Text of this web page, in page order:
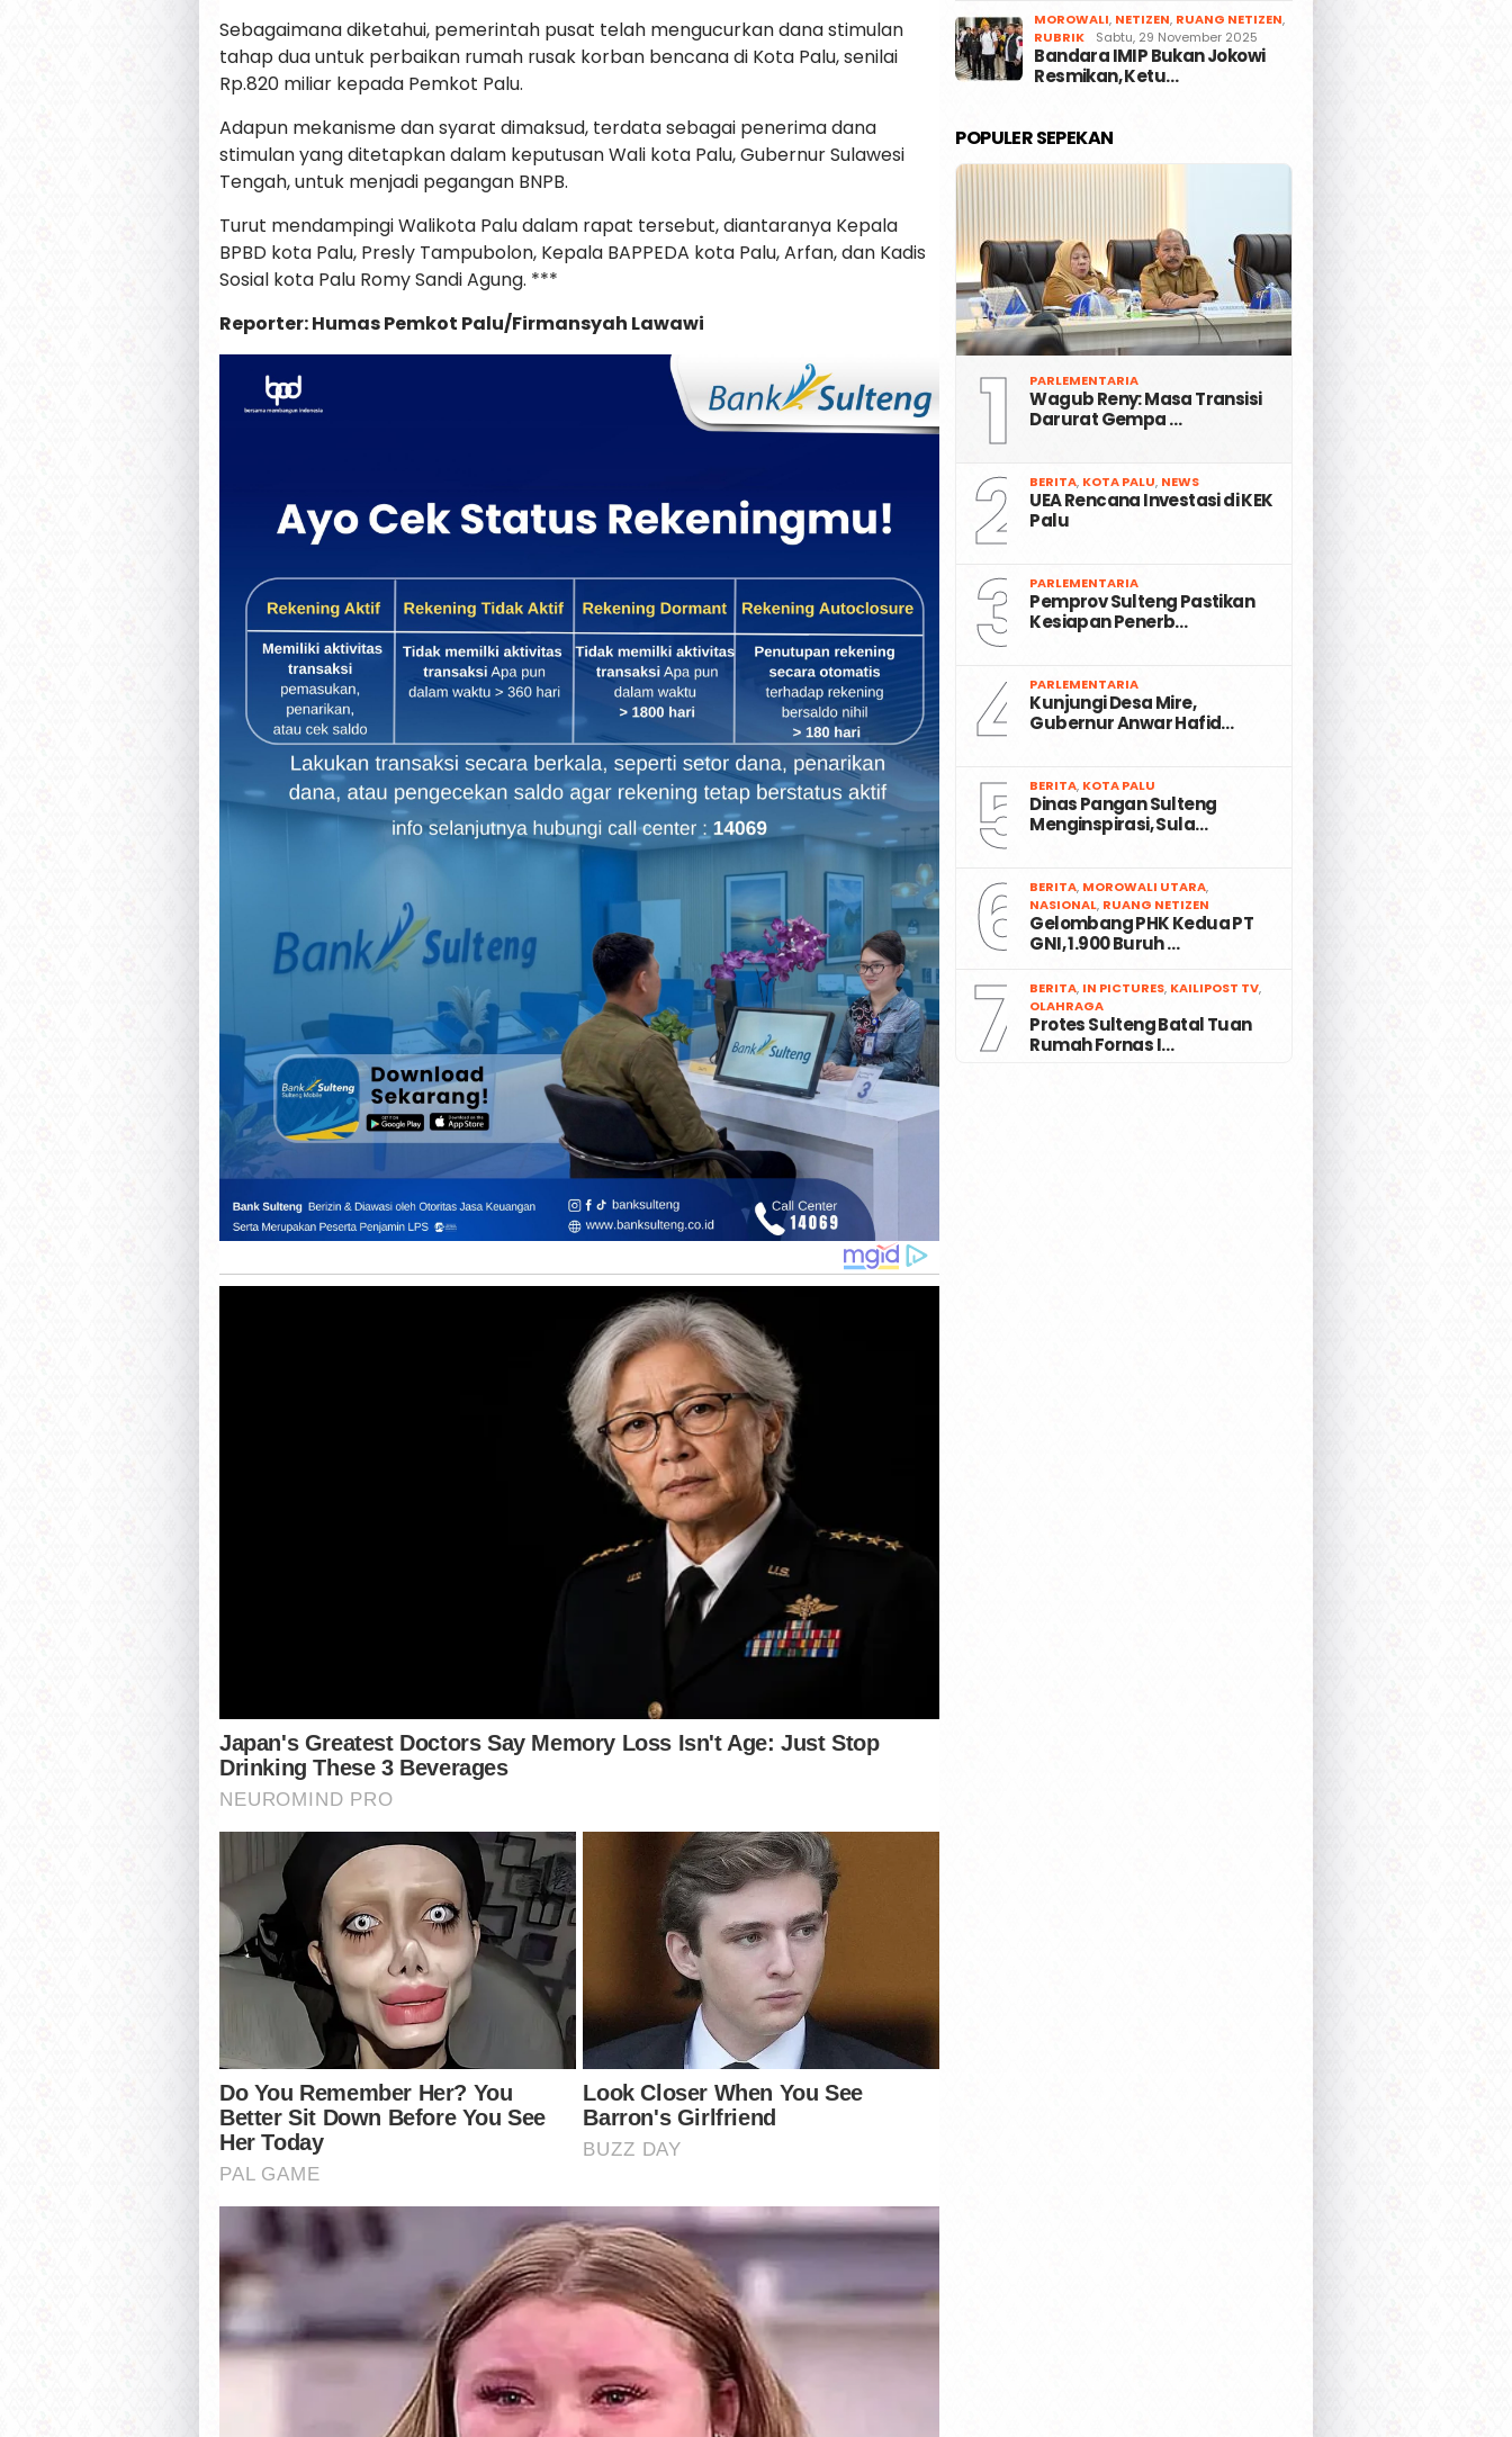
Sebagaimana diketahui, pemerintah pusat telah mengucurkan dana stimulan
tahap dua untuk perbaikan rumah rusak korban bencana di Kota Palu, senilai
Rp.820 miliar kepada Pemkot Palu.
Adapun mekanisme dan syarat dimaksud, terdata sebagai penerima dana
stimulan yang ditetapkan dalam keputusan Wali kota Palu, Gubernur Sulawesi
Tengah, untuk menjadi pegangan BNPB.
Turut mendampingi Walikota Palu dalam rapat tersebut, diantaranya Kepala
BPBD kota Palu, Presly Tampubolon, Kepala BAPPEDA kota Palu, Arfan, dan Kadis
Sosial kota Palu Romy Sandi Agung. ***
Reporter: Humas Pemkot Palu/Firmansyah Lawawi
MOROWALI, NETIZEN, RUANG NETIZEN,
RUBRIK
Sabtu, 29 November 2025
Bandara IMIP Bukan Jokowi
Resmikan, Ketu…
POPULER SEPEKAN
1 PARLEMENTARIA
Wagub Reny: Masa Transisi
Darurat Gempa …
2 BERITA, KOTA PALU, NEWS
UEA Rencana Investasi di KEK
Palu
3 PARLEMENTARIA
Pemprov Sulteng Pastikan
Kesiapan Penerb…
4 PARLEMENTARIA
Kunjungi Desa Mire,
Gubernur Anwar Hafid…
5 BERITA, KOTA PALU
Dinas Pangan Sulteng
Menginspirasi, Sula…
6 BERITA, MOROWALI UTARA,
NASIONAL, RUANG NETIZEN
Gelombang PHK Kedua PT
GNI, 1.900 Buruh …
7 BERITA, IN PICTURES, KAILIPOST TV,
OLAHRAGA
Protes Sulteng Batal Tuan
Rumah Fornas I…